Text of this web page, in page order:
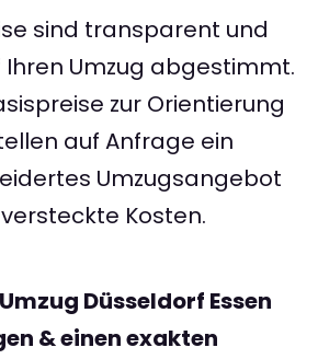
sind transparent und
Ihren Umzug abgestimmt.
zur Orientierung
auf Anfrage ein
Umzugsangebot
Kosten.
Düsseldorf Essen
& einen exakten